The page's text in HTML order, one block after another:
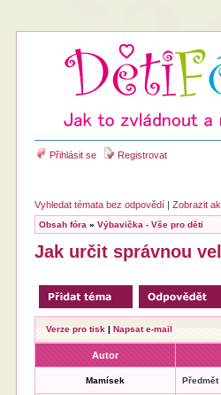
Přihlásit se Registrovat
Vyhledat témata bez odpovědí |Zobrazit
Obsah fóra »Výbavička - Vše pro děti
Jak určit správnou
Verze pro tisk |Napsat e-mail
Autor
Mamísek